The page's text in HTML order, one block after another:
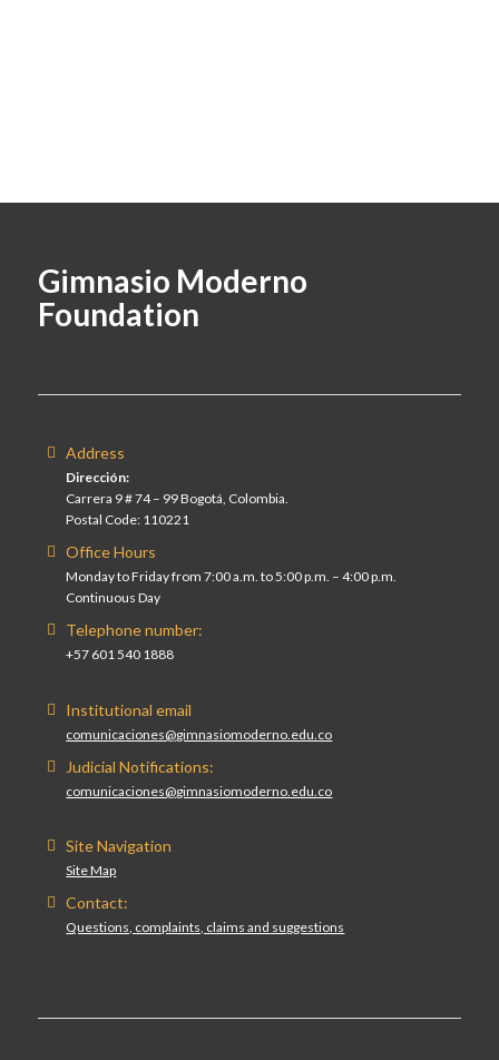
Gimnasio Moderno
Foundation
Address
Dirección:
Carrera 9 # 74 – 99 Bogotá, Colombia.
Postal Code: 110221
Office Hours
Monday to Friday from 7:00 a.m. to 5:00 p.m. – 4:00 p.m.
Continuous Day
Telephone number:
+57 601 540 1888
Institutional email
comunicaciones@gimnasiomoderno.edu.co
Judicial Notifications:
comunicaciones@gimnasiomoderno.edu.co
Site Navigation
Site Map
Contact:
Questions, complaints, claims and suggestions